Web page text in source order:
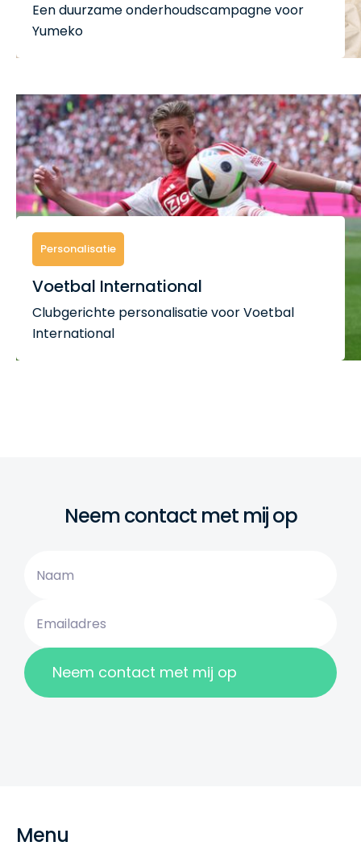
Een duurzame onderhoudscampagne voor
Yumeko
Personalisatie
Voetbal International
Clubgerichte personalisatie voor Voetbal
International
Neem contact met mij op
Menu